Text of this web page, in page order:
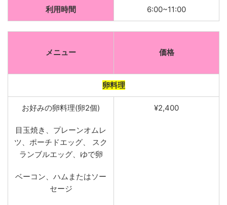
利用時間 6:00~11:00
メニュー 価格
卵料理
お好みの卵料理(卵2個)
目玉焼き
プレーンオムレ
ツ
ポーチドエッグ
スク
ランブルエッグ、 ゆで卵
ベーコン、ハムまたはソー
セージ
¥2,400